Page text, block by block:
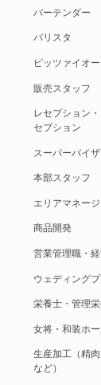
バーテンダー
バリスタ
ピッツァイオ
販売スタッフ
レセプション
セプション
スーパーバイ
本部スタッフ
エリアマネー
商品開発
営業管理職・
ウェディング
栄養士・管理
女将・和装ホ
生産加工（精
など）